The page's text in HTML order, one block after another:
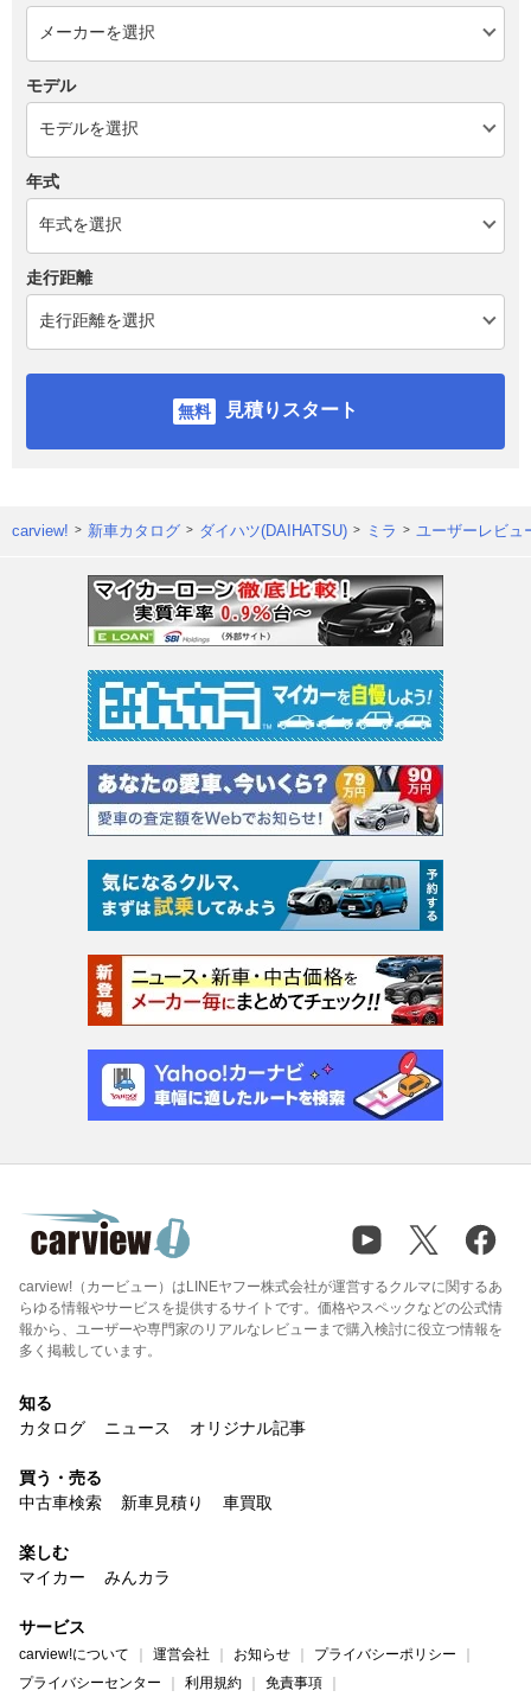
モデル
年式
走行距離
見積りスタート
carview! 新車カタログ ダイハツ(DAIHATSU) ミラ ユーザーレビュ
carview!（カービュー）はLINEヤフー株式会社が運営するクルマに関するあ
らゆる情報やサービスを提供するサイトです。価格やスペックなどの公式情
報から、ユーザーや専門家のリアルなレビューまで購入検討に役立つ情報を
多く掲載しています。
知る
カタログ
ニュース オリジナル記事
買う・売る
中古車検索
新車見積り 車買取
楽しむ
マイカー
みんカラ
サービス
carview!について 運営会社 お知らせ
プライバシーポリシー
プライバシーセンター
利用規約 免責事項